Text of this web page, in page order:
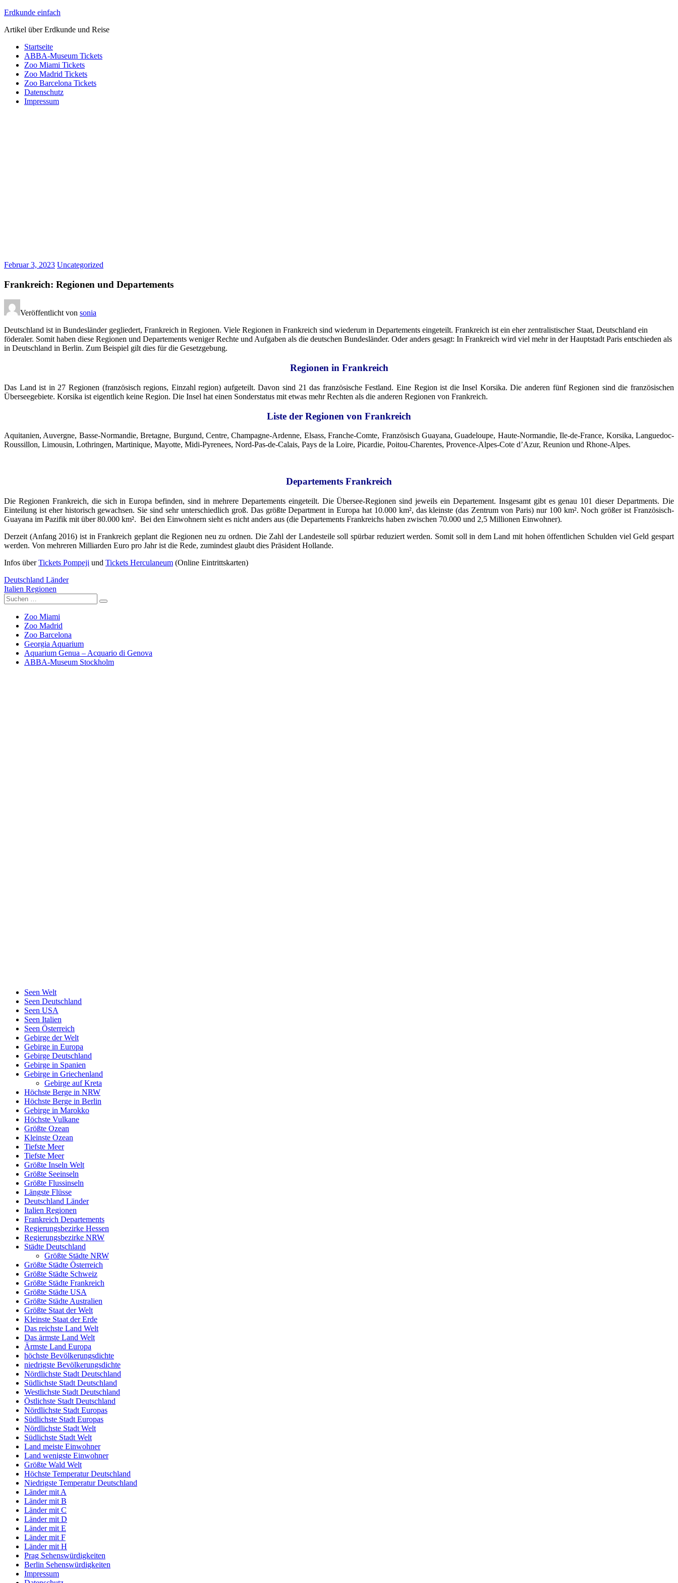
Zum
springen
Erdkunde einfach
Artikel über Erdkunde und Reise
Startseite
ABBA-Museum Tickets
Zoo Miami Tickets
Zoo Madrid Tickets
Zoo Barcelona Tickets
Datenschutz
Impressum
Februar 3, 2023 Uncategorized
Frankreich: Regionen und Departements
Veröffentlicht von sonia
Deutschland ist in Bundesländer gegliedert, Frankreich in Regionen. Viele Regionen in Frankreich sind wiederum in Departements eingeteilt. Frankreich ist ein eher zentralistischer Staat, Deutschland ein
föderaler. Somit haben diese Regionen und Departements weniger Rechte und Aufgaben als die deutschen Bundesländer. Oder anders gesagt: In Frankreich wird viel mehr in der Hauptstadt Paris entschieden als
in Deutschland in Berlin. Zum Beispiel gilt dies für die Gesetzgebung.
Regionen in Frankreich
Das Land ist in 27 Regionen (französisch regions, Einzahl region) aufgeteilt. Davon sind 21 das französische Festland. Eine Region ist die Insel Korsika. Die anderen fünf Regionen sind die französischen
Überseegebiete. Korsika ist eigentlich keine Region. Die Insel hat einen Sonderstatus mit etwas mehr Rechten als die anderen Regionen von Frankreich.
Liste der Regionen von Frankreich
Aquitanien, Auvergne, Basse-Normandie, Bretagne, Burgund, Centre, Champagne-Ardenne, Elsass, Franche-Comte, Französisch Guayana, Guadeloupe, Haute-Normandie, Ile-de-France, Korsika, Languedoc-
Roussillon, Limousin, Lothringen, Martinique, Mayotte, Midi-Pyrenees, Nord-Pas-de-Calais, Pays de la Loire, Picardie, Poitou-Charentes, Provence-Alpes-Cote d’Azur, Reunion und Rhone-Alpes.
Departements Frankreich
Die Regionen Frankreich, die sich in Europa befinden, sind in mehrere Departements eingeteilt. Die Übersee-Regionen sind jeweils ein Departement. Insgesamt gibt es genau 101 dieser Departments. Die
Einteilung ist eher historisch gewachsen. Sie sind sehr unterschiedlich groß. Das größte Department in Europa hat 10.000 km², das kleinste (das Zentrum von Paris) nur 100 km². Noch größer ist Französisch-
Guayana im Pazifik mit über 80.000 km². Bei den Einwohnern sieht es nicht anders aus (die Departements Frankreichs haben zwischen 70.000 und 2,5 Millionen Einwohner).
Derzeit (Anfang 2016) ist in Frankreich geplant die Regionen neu zu ordnen. Die Zahl der Landesteile soll spürbar reduziert werden. Somit soll in dem Land mit hohen öffentlichen Schulden viel Geld gespart
werden. Von mehreren Milliarden Euro pro Jahr ist die Rede, zumindest glaubt dies Präsident Hollande.
Infos überTickets Pompeji und Tickets Herculaneum (Online Eintrittskarten)
Beitragsnavigation
Vorheriger
Beitrag:
Deutschland Länder
Nächster
Beitrag:
Italien Regionen
Suchen
nach:
Suchen
Zoo Miami
Zoo Madrid
Zoo Barcelona
Georgia Aquarium
Aquarium Genua – Acquario di Genova
ABBA-Museum Stockholm
Seen Welt
Seen Deutschland
Seen USA
Seen Italien
Seen Österreich
Gebirge der Welt
Gebirge in Europa
Gebirge Deutschland
Gebirge in Spanien
Gebirge in Griechenland
Gebirge auf Kreta
Höchste Berge in NRW
Höchste Berge in Berlin
Gebirge in Marokko
Höchste Vulkane
Größte Ozean
Kleinste Ozean
Tiefste Meer
Tiefste Meer
Größte Inseln Welt
Größte Seeinseln
Größte Flussinseln
Längste Flüsse
Deutschland Länder
Italien Regionen
Frankreich Departements
Regierungsbezirke Hessen
Regierungsbezirke NRW
Städte Deutschland
Größte Städte NRW
Größte Städte Österreich
Größte Städte Schweiz
Größte Städte Frankreich
Größte Städte USA
Größte Städte Australien
Größte Staat der Welt
Kleinste Staat der Erde
Das reichste Land Welt
Das ärmste Land Welt
Ärmste Land Europa
höchste Bevölkerungsdichte
niedrigste Bevölkerungsdichte
Nördlichste Stadt Deutschland
Südlichste Stadt Deutschland
Westlichste Stadt Deutschland
Östlichste Stadt Deutschland
Nördlichste Stadt Europas
Südlichste Stadt Europas
Nördlichste Stadt Welt
Südlichste Stadt Welt
Land meiste Einwohner
Land wenigste Einwohner
Größte Wald Welt
Höchste Temperatur Deutschland
Niedrigste Temperatur Deutschland
Länder mit A
Länder mit B
Länder mit C
Länder mit D
Länder mit E
Länder mit F
Länder mit H
Prag Sehenswürdigkeiten
Berlin Sehenswürdigkeiten
Impressum